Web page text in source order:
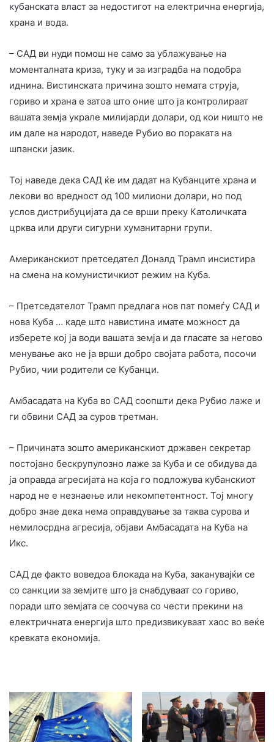
кубанската власт за недостигот на електрична енергија,
храна и вода.
– САД ви нуди помош не само за ублажување на
моменталната криза, туку и за изградба на подобра
иднина. Вистинската причина зошто немата струја,
гориво и храна е затоа што оние што ја контролираат
вашата земја украле милијарди долари, од кои ништо не
им дале на народот, наведе Рубио во пораката на
шпански јазик.
Тој наведе дека САД ќе им дадат на Кубанците храна и
лекови во вредност од 100 милиони долари, но под
услов дистрибуцијата да се врши преку Католичката
црква или други сигурни хуманитарни групи.
Американскиот претседател Доналд Трамп инсистира
на смена на комунистичкиот режим на Куба.
– Претседателот Трамп предлага нов пат помеѓу САД и
нова Куба … каде што навистина имате можност да
изберете кој ја води вашата земја и да гласате за негово
менување ако не ја врши добро својата работа, посочи
Рубио, чии родители се Кубанци.
Амбасадата на Куба во САД соопшти дека Рубио лаже и
ги обвини САД за суров третман.
– Причината зошто американскиот државен секретар
постојано бескрупулозно лаже за Куба и се обидува да
ја оправда агресијата на која го подложува кубанскиот
народ не е незнаење или некомпетентност. Тој многу
добро знае дека нема оправдување за таква сурова и
немилосрдна агресија, објави Амбасадата на Куба на
Икс.
САД де факто воведоа блокада на Куба, заканувајќи се
со санкции за земјите што ја снабдуваат со гориво,
поради што земјата се соочува со чести прекини на
електричната енергија што предизвикуваат хаос во веќе
кревката економија.